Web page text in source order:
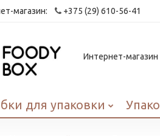
магазин: +375 (29) 610-56-41
Интернет-
для упаковки